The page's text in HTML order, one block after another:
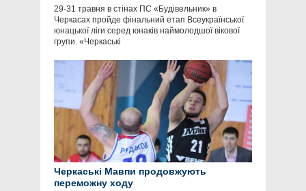
29-31 травня в стінах ПС «Будівельник» в
Черкасах пройде фінальний етап Всеукраїнської
юнацької ліги серед юнаків наймолодшої вікової
групи. «Черкаські
Черкаські Мавпи продовжують
переможну ходу